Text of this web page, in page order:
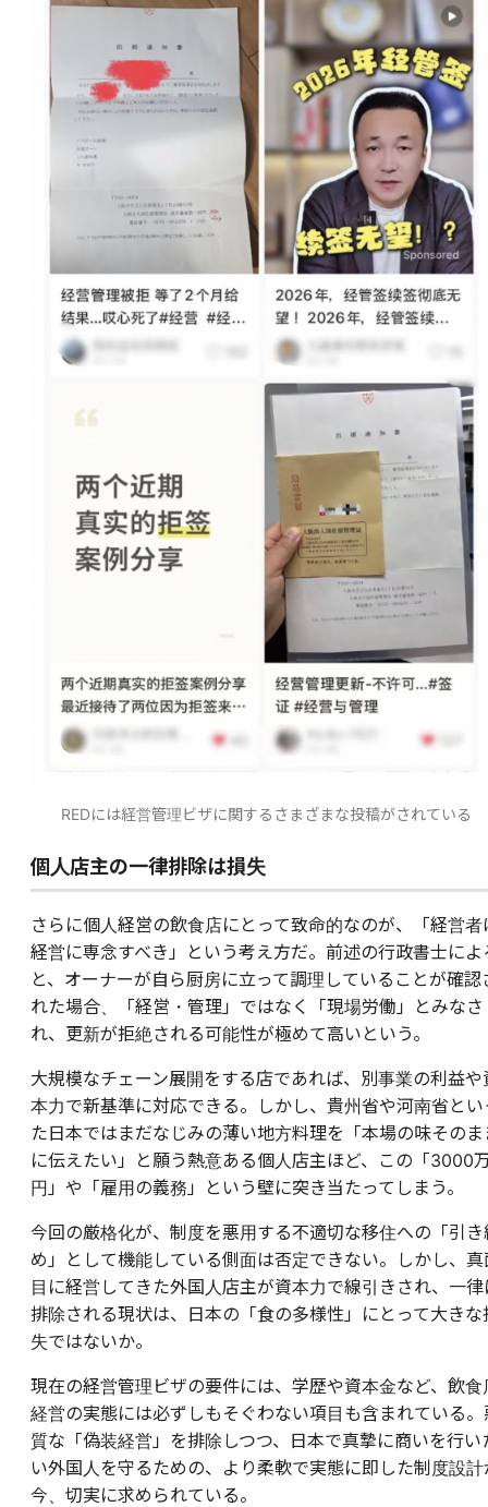
REDには経営管理ビザに関するさまざまな投稿がされている
個人店主の一律排除は損失
さらに個人経営の飲食店にとって致命的なのが、「経営者
経営に専念すべき」という考え方だ。前述の行政書士によ
と、オーナーが自ら厨房に立って調理していることが確認
れた場合、「経営・管理」ではなく「現場労働」とみなさ
れ、更新が拒絶される可能性が極めて高いという。
大規模なチェーン展開をする店であれば、別事業の利益や
本力で新基準に対応できる。しかし、貴州省や河南省とい
た日本ではまだなじみの薄い地方料理を「本場の味そのま
に伝えたい」と願う熱意ある個人店主ほど、この「3000
円」や「雇用の義務」という壁に突き当たってしまう。
今回の厳格化が、制度を悪用する不適切な移住への「引き
め」として機能している側面は否定できない。しかし、真
目に経営してきた外国人店主が資本力で線引きされ、一律
排除される現状は、日本の「食の多様性」にとって大きな
失ではないか。
現在の経営管理ビザの要件には、学歴や資本金など、飲食
経営の実態には必ずしもそぐわない項目も含まれている。
質な「偽装経営」を排除しつつ、日本で真摯に商いを行い
い外国人を守るための、より柔軟で実態に即した制度設計
今、切実に求められている。